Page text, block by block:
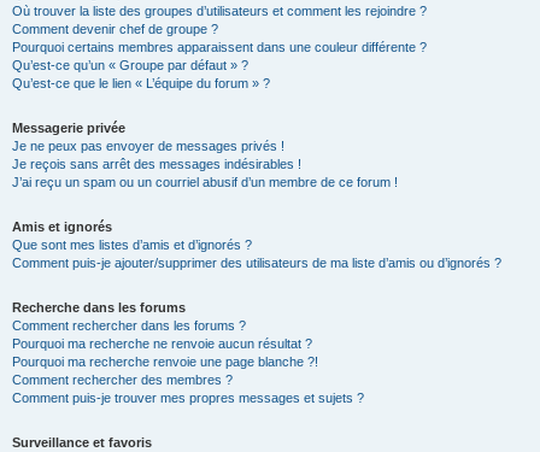
Où trouver la liste des groupes d’utilisateurs et comment les rejoindre ?
Comment devenir chef de groupe ?
Pourquoi certains membres apparaissent dans une couleur différente ?
Qu’est-ce qu’un « Groupe par défaut » ?
Qu’est-ce que le lien « L’équipe du forum » ?
Messagerie privée
Je ne peux pas envoyer de messages privés !
Je reçois sans arrêt des messages indésirables !
J’ai reçu un spam ou un courriel abusif d’un membre de ce forum !
Amis et ignorés
Que sont mes listes d’amis et d’ignorés ?
Comment puis-je ajouter/supprimer des utilisateurs de ma liste d’amis ou d’ignorés ?
Recherche dans les forums
Comment rechercher dans les forums ?
Pourquoi ma recherche ne renvoie aucun résultat ?
Pourquoi ma recherche renvoie une page blanche ?!
Comment rechercher des membres ?
Comment puis-je trouver mes propres messages et sujets ?
Surveillance et favoris